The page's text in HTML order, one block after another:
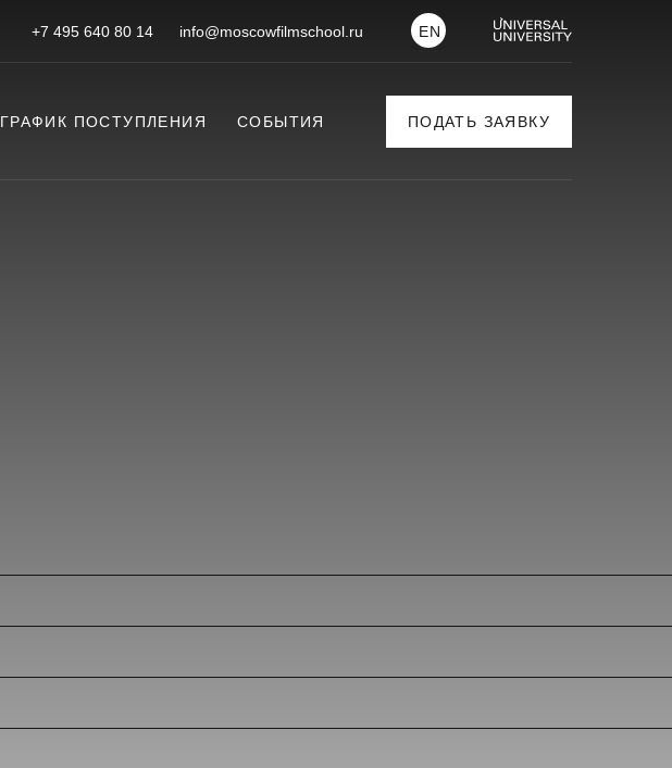
+7 495 640 80 14 info@moscowfilmschool.ru EN
ГРАФИК ПОСТУПЛЕНИЯ СОБЫТИЯ ПОДАТЬ ЗАЯВКУ